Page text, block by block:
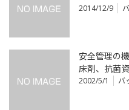
2014/12/9
安全管理の
床剤、抗菌
2002/5/1 バ